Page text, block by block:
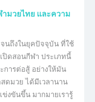
มวยไทย และความ
นถึงในยุคปัจจุบัน ที่ใช้
ปิดสอนกีฬา ประเภทนี้
การต่อสู้ อย่างให้มัน
ดมวย ได้มีเวลานาน
งขันขึ้น มากมายเรารู้